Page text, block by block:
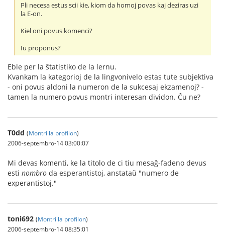
Pli necesa estus scii kie, kiom da homoj povas kaj deziras uzi
la E-on.
Kiel oni povus komenci?
Iu proponus?
Eble per la ŝtatistiko de la lernu.
Kvankam la kategorioj de la lingvonivelo estas tute subjektiva
- oni povus aldoni la numeron de la sukcesaj ekzamenoj? -
tamen la numero povus montri interesan dividon. Ĉu ne?
T0dd (Montri la profilon)
2006-septembro-14 03:00:07
Mi devas komenti, ke la titolo de ci tiu mesaĝ-fadeno devus
esti nombro da esperantistoj, anstataŭ "numero de
experantistoj."
toni692 (Montri la profilon)
2006-septembro-14 08:35:01